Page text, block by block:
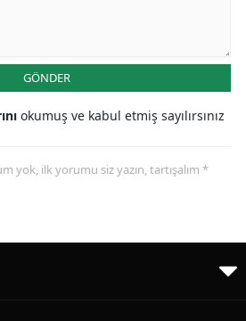
GÖNDER
okumuş ve kabul etmiş sayılırsınız
yok, ilk yorumu siz yazın, tartışalım *